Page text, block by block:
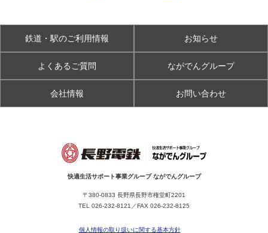
鉄道・駅のご利用情報 お知らせ
よくあるご質問 ながでんグループ
会社情報 お問い合わせ
快適生活サポート事業グループ ながでんグループ
〒380-0833 長野県長野市権堂町2201
TEL 026-232-8121 ／FAX 026-232-8125
個人情報の取り扱いに関する基本方針